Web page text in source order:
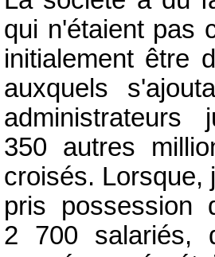
qui n'étaient pas
initialement être
auxquels
350 autres
croisés. Lorsque,
pris possession
2 700 salariés,